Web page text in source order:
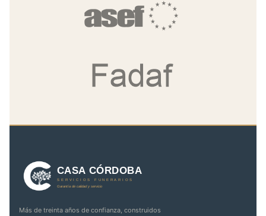
Más de treinta años de confianza, construidos